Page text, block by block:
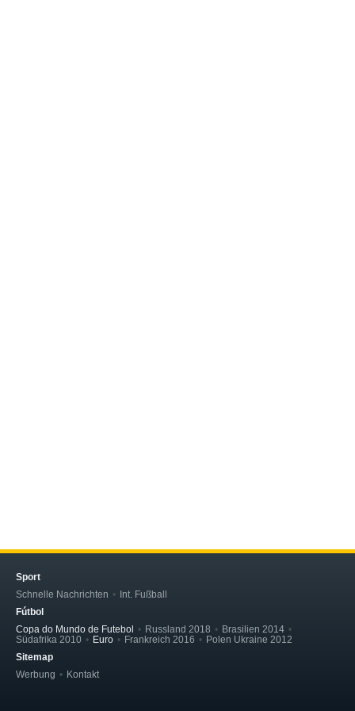
Sport
Schnelle Nachrichten
Int. Fußball
Fútbol
Copa do Mundo de Futebol
Russland 2018
Brasilien 2014
Südafrika 2010
Euro Frankreich 2016
Polen Ukraine 2012
Sitemap
Werbung
Kontakt